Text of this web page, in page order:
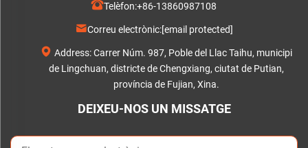
Telèfon:+86-13860987108
Correu electrònic:[email protected]
Address: Carrer Núm. 987, Poble del Llac Taihu, municipi
de Lingchuan, districte de Chengxiang, ciutat de Putian,
província de Fujian, Xina.
DEIXEU-NOS UN MISSATGE